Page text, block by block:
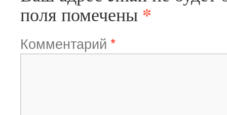
поля помечены *
Комментарий *